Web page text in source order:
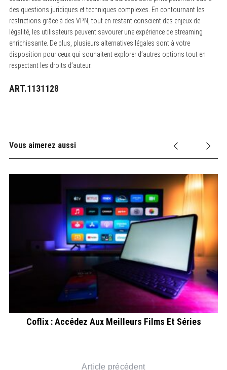
des questions juridiques et techniques complexes. En contournant les
restrictions grâce à des VPN, tout en restant conscient des enjeux de
légalité, les utilisateurs peuvent savourer une expérience de streaming
enrichissante. De plus, plusieurs alternatives légales sont à votre
disposition pour ceux qui souhaitent explorer d’autres options tout en
respectant les droits d’auteur.
ART.1131128
Vous aimerez aussi
Coflix : Accédez Aux Meilleurs Films Et Séries
Article précédent